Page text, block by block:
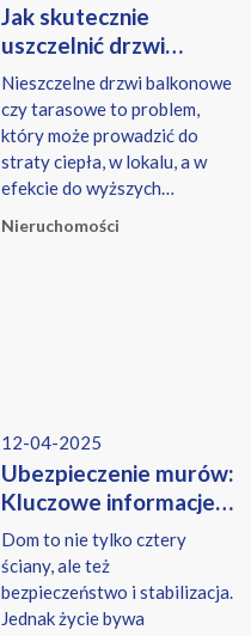
Jak skutecznie
uszczelnić drzwi
balkonowe?
Nieszczelne drzwi balkonowe
czy tarasowe to problem,
który może prowadzić do
straty ciepła, w lokalu, a w
efekcie do wyższych
Nieruchomości
12-04-2025
Ubezpieczenie murów:
Kluczowe informacje
dla domu
Dom to nie tylko cztery
ściany, ale też
bezpieczeństwo i stabilizacja.
Jednak życie bywa